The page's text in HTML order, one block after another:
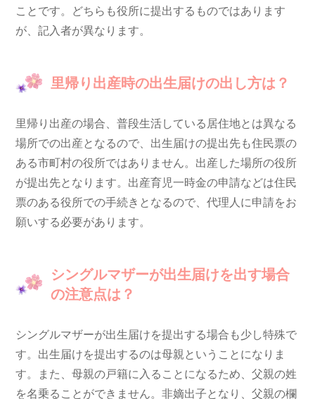
ことです。どちらも役所に提出するものではあります
が、記入者が異なります。
里帰り出産時の出生届けの出し方は？
里帰り出産の場合、普段生活している居住地とは異なる
場所での出産となるので、出生届けの提出先も住民票の
ある市町村の役所ではありません。出産した場所の役所
が提出先となります。出産育児一時金の申請などは住民
票のある役所での手続きとなるので、代理人に申請をお
願いする必要があります。
シングルマザーが出生届けを出す場合
の注意点は？
シングルマザーが出生届けを提出する場合も少し特殊で
す。出生届けを提出するのは母親ということになりま
す。また、母親の戸籍に入ることになるため、父親の姓
を名乗ることができません。非嫡出子となり、父親の欄